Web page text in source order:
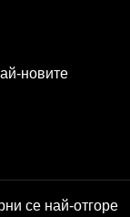
новите
се най-отгоре